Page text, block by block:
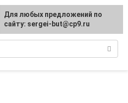
наши сны
Для любых предложений по
сайту: sergei-but@cp9.ru